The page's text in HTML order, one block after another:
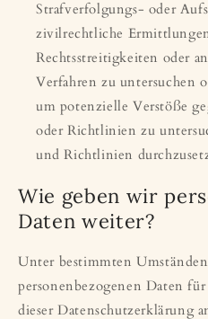
Strafverfolgungs- oder
zivilrechtliche
Rechtsstreitigkeiten oder
Verfahren zu untersuchen
um potenzielle Verstöße
oder Richtlinien zu
und Richtlinien
Wie geben wir
Daten weiter?
Unter bestimmten
personenbezogenen Daten
dieser Datenschutzerklärung